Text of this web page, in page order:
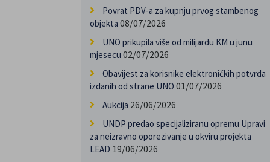
Povrat PDV-a za kupnju prvog stambenog
objekta 08/07/2026
UNO prikupila više od milijardu KM u junu
mjesecu 02/07/2026
Obavijest za korisnike elektroničkih potvrda
izdanih od strane UNO 01/07/2026
Aukcija 26/06/2026
UNDP predao specijaliziranu opremu Upravi
za neizravno oporezivanje u okviru projekta
LEAD 19/06/2026